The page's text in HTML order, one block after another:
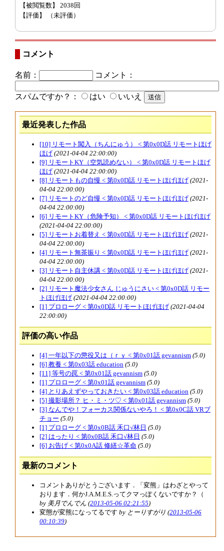
【被閲覧数】 2038回
【評価】
（未評価）
コメント
名前： コメント：
スパムですか？： はい いいえ
最近発表した作品
[10] リモート闖入（ちんにゅう） < 第0x0D話 リモートほげ
ほげ (2021-04-04 22:00:00)
[9] リモートKY（空気読めない） < 第0x0D話 リモートほげ
ほげ (2021-04-04 22:00:00)
[8] リモートもの自慢 < 第0x0D話 リモートほげほげ (2021-
04-04 22:00:00)
[7] リモートのど自慢 < 第0x0D話 リモートほげほげ (2021-
04-04 22:00:00)
[6] リモートKY（危険予知） < 第0x0D話 リモートほげほげ
(2021-04-04 22:00:00)
[5] リモートお着替え < 第0x0D話 リモートほげほげ (2021-
04-04 22:00:00)
[4] リモート無茶振り < 第0x0D話 リモートほげほげ (2021-
04-04 22:00:00)
[3] リモート自主休講 < 第0x0D話 リモートほげほげ (2021-
04-04 22:00:00)
[2] リモート魔法少女さん じゅうにさい < 第0x0D話 リモー
トほげほげ (2021-04-04 22:00:00)
[1] プロローグ < 第0x0D話 リモートほげほげ (2021-04-04
22:00:00)
評価の高い作品
[4] 一年以下の懲役又は（ｒｙ < 第0x01話 gevannism (5.0)
[6] 教養 < 第0x03話 education (5.0)
[11] 等号の罠 < 第0x01話 gevannism (5.0)
[1] プロローグ < 第0x01話 gevannism (5.0)
[4] とりあえずやっておきたい < 第0x03話 education (5.0)
[5] 撮影場所？ ヒ・ミ・ツ♡ < 第0x01話 gevannism (5.0)
[3] なんでや！フォーカス関係ないやろ！ < 第0x0C話 VRブ
チョー (5.0)
[1] プロローグ < 第0x0B話 禾口√林日 (5.0)
[2] はったり < 第0x0B話 禾口√林日 (5.0)
[6] お告げ < 第0x0A話 修繕☆革命 (5.0)
最新のコメント
コメントありがとうございます．「変熊」はわざとやって
おります．何かJ.A.M.E.S.ってクマっぽくないですか？（
by 美月でんでん (2013-05-06 02:21:55)
変態が変熊になってるです by とーりすがり (2013-05-06
00:10:39)